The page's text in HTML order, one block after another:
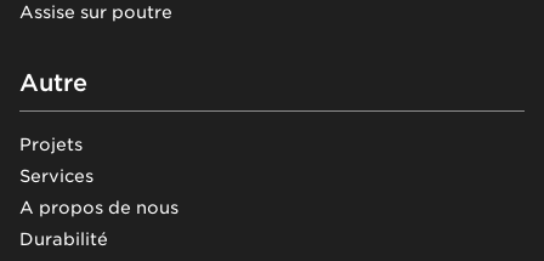
Assise sur poutre
Autre
Projets
Services
A propos de nous
Durabilité